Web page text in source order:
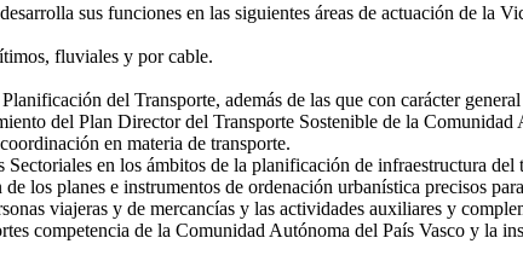
sus funciones en las siguientes áreas de actuación de la
fluviales y por cable.
del Transporte, además de las que con carácter
del Plan Director del Transporte Sostenible de la
en materia de transporte.
en los ámbitos de la planificación de infraestructura
los planes e instrumentos de ordenación urbanística precisos
viajeras y de mercancías y las actividades auxiliares y
competencia de la Comunidad Autónoma del País Vasco y la